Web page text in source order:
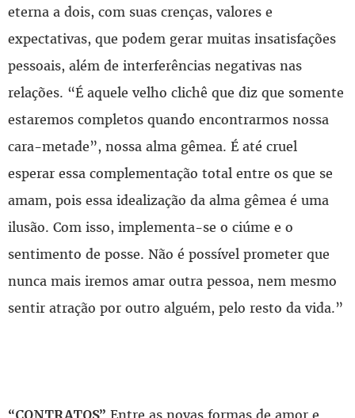
eterna a dois, com suas crenças, valores e
expectativas, que podem gerar muitas insatisfações
pessoais, além de interferências negativas nas
relações. “É aquele velho clichê que diz que somente
estaremos completos quando encontrarmos nossa
cara-metade”, nossa alma gêmea. É até cruel
esperar essa complementação total entre os que se
amam, pois essa idealização da alma gêmea é uma
ilusão. Com isso, implementa-se o ciúme e o
sentimento de posse. Não é possível prometer que
nunca mais iremos amar outra pessoa, nem mesmo
sentir atração por outro alguém, pelo resto da vida.”